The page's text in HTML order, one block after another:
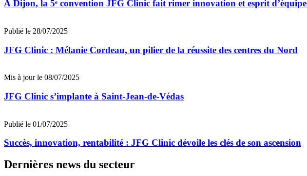
À Dijon, la 5ᵉ convention JFG Clinic fait rimer innovation et esprit d’équipe
Publié le 28/07/2025
JFG Clinic : Mélanie Cordeau, un pilier de la réussite des centres du Nord
Mis à jour le 08/07/2025
JFG Clinic s’implante à Saint-Jean-de-Védas
Publié le 01/07/2025
Succès, innovation, rentabilité : JFG Clinic dévoile les clés de son ascension
Dernières news du secteur